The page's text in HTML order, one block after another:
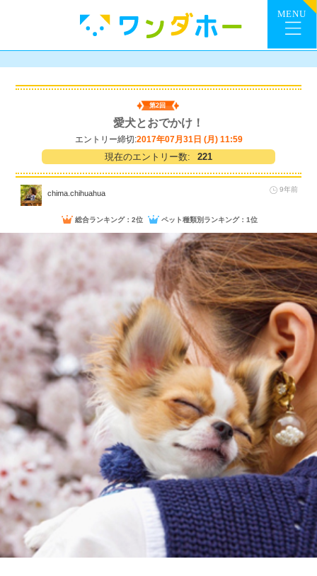
第2回
愛犬とおでかけ！
エントリー締切:2017年07月31日 (月) 11:59
現在のエントリー数: 221
chima.chihuahua 9年前
総合ランキング：2位 ペット種類別ランキング：1位